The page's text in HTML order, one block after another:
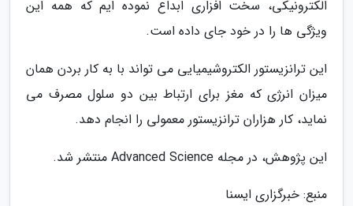
الکترونیکی، سخت افزاری ابداع نموده ایم که همه این
ویژگی ها را در خود جای داده است.
این ترانزیستور الکتروشیمیایی می تواند با به کار بردن همان
میزان انرژی که مغز برای ارتباط بین دو سلول مصرف می
نماید، کار هزاران ترانزیستور معمولی را انجام دهد.
این پژوهش، در مجله Advanced Science منتشر شد.
منبع: خبرگزاری ایسنا